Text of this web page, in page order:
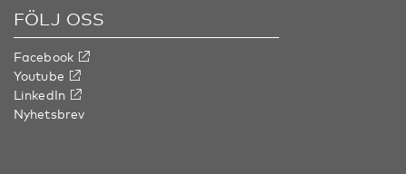
FÖLJ OSS
Facebook
Youtube
LinkedIn
Nyhetsbrev